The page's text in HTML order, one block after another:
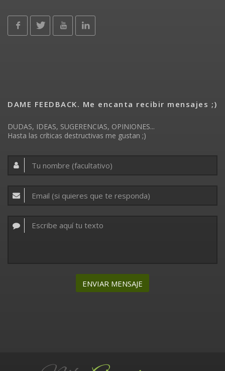
DAME FEEDBACK. Me encanta recibir mensajes ;)
DUDAS, IDEAS, SUGERENCIAS, OPINIONES...
Hasta las críticas destructivas me gustan ;)
ENVIAR MENSAJE